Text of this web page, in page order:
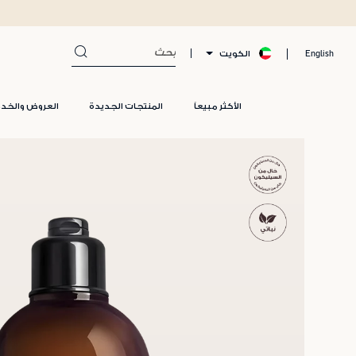
English الكويت
الأكثر مبيعاً المنتجات الجديدة العروض